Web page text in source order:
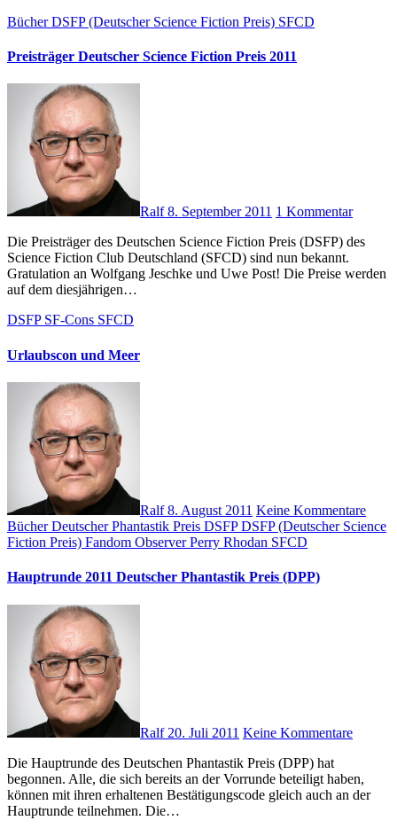
BücherDSFP (Deutscher Science Fiction Preis) SFCD
Preisträger Deutscher Science Fiction Preis 2011
Ralf8. September 2011 1 Kommentar
Die Preisträger des Deutschen Science Fiction Preis (DSFP) des
Science Fiction Club Deutschland (SFCD) sind nun bekannt.
Gratulation an Wolfgang Jeschke und Uwe Post! Die Preise werden
auf dem diesjährigen…
DSFP SF-Cons SFCD
Urlaubscon und Meer
Ralf8. August 2011 Keine Kommentare
BücherDeutscher Phantastik Preis DSFPDSFP (Deutscher Science
Fiction Preis) Fandom ObserverPerry Rhodan SFCD
Hauptrunde 2011 Deutscher Phantastik Preis (DPP)
Ralf 20. Juli 2011 Keine Kommentare
Die Hauptrunde des Deutschen Phantastik Preis (DPP) hat
begonnen. Alle, die sich bereits an der Vorrunde beteiligt haben,
können mit ihren erhaltenen Bestätigungscode gleich auch an der
Hauptrunde teilnehmen. Die…